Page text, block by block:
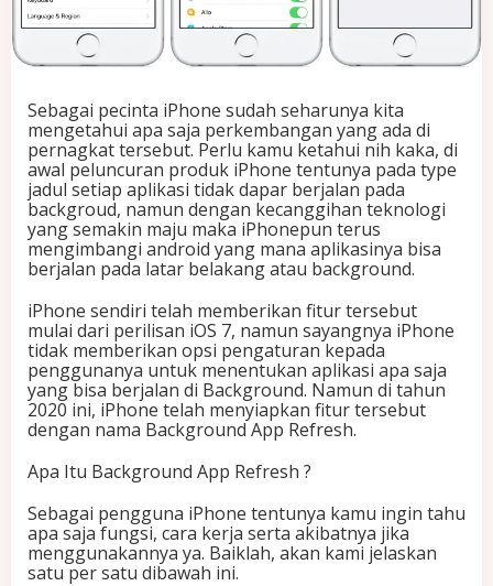
f
r
Sebagai pecinta iPhone sudah seharunya kita
mengetahui apa saja perkembangan yang ada di
pernagkat tersebut. Perlu kamu ketahui nih kaka, di
awal peluncuran produk iPhone tentunya pada type
jadul setiap aplikasi tidak dapar berjalan pada
backgroud, namun dengan kecanggihan teknologi
yang semakin maju maka iPhonepun terus
mengimbangi android yang mana aplikasinya bisa
berjalan pada latar belakang atau background.
iPhone sendiri telah memberikan fitur tersebut
mulai dari perilisan iOS 7, namun sayangnya iPhone
tidak memberikan opsi pengaturan kepada
penggunanya untuk menentukan aplikasi apa saja
yang bisa berjalan di Background. Namun di tahun
2020 ini, iPhone telah menyiapkan fitur tersebut
dengan nama Background App Refresh.
Apa Itu Background App Refresh ?
Sebagai pengguna iPhone tentunya kamu ingin tahu
apa saja fungsi, cara kerja serta akibatnya jika
menggunakannya ya. Baiklah, akan kami jelaskan
satu per satu dibawah ini.